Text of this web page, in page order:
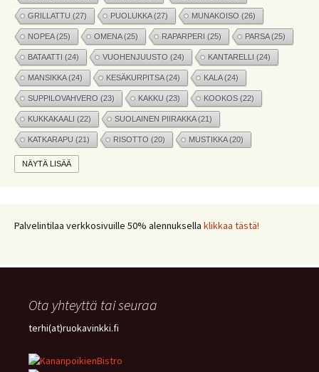
GRILLATTU (27) PUOLUKKA(27) MUNAKOISO (26)
NOPEA(25) OMENA(25) RAPARPERI (25) PARSA(25)
BATAATTI (24) VUOHENJUUSTO (24) KANTARELLI (24)
MANSIKKA(24) KESÄKURPITSA(24) KALA(24)
SUPPILOVAHVERO (23) KAKKU (23) KOOKOS (22)
KUKKAKAALI (22) SUOLAINEN PIIRAKKA(21)
KATKARAPU (21) RISOTTO (20) MUSTIKKA(20)
MARJAT(19)
JÄLKIRUOKA (17) PAPRIKA (17) COUSCOUS (17)
NÄYTÄ LISÄÄ
Palvelintilaa verkkosivuille 50% alennuksella klikkaa tästä!
Ota yhteyttä tai seuraa
terhi(at)ruokavinkki.fi